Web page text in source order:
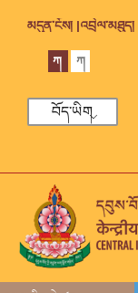
མདུན་ངོས། |འབྲེལ་མཐུད།
ཀ ཀ
བོད་ཡིག